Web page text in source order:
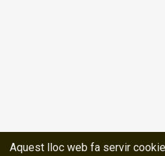
Aquest lloc web fa servir